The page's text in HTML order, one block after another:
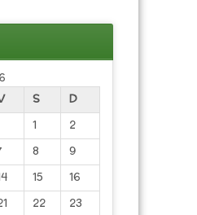
S
D
1
2
8
9
15
16
22
23